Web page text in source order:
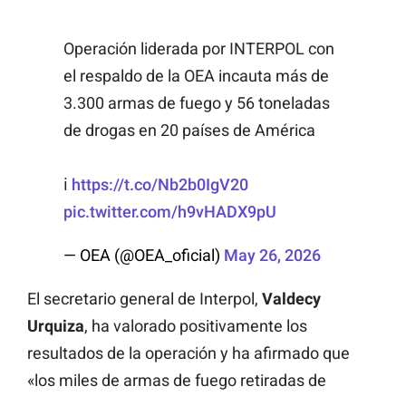
Operación liderada por INTERPOL con
el respaldo de la OEA incauta más de
3.300 armas de fuego y 56 toneladas
de drogas en 20 países de América
ℹ️ https://t.co/Nb2b0IgV20
pic.twitter.com/h9vHADX9pU
— OEA (@OEA_oficial) May 26, 2026
El secretario general de Interpol, Valdecy
Urquiza, ha valorado positivamente los
resultados de la operación y ha afirmado que
«los miles de armas de fuego retiradas de